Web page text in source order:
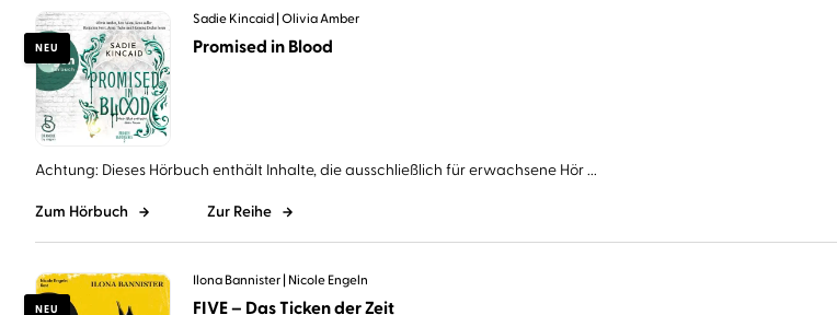
NEU
Sadie Kincaid Olivia Amber
Promised in Blood
Achtung: Dieses Hörbuch enthält Inhalte, die ausschließlich für erwachsene Hör ...
Zum Hörbuch Zur Reihe
NEU
Ilona Bannister Nicole Engeln
FIVE – Das Ticken der Zeit